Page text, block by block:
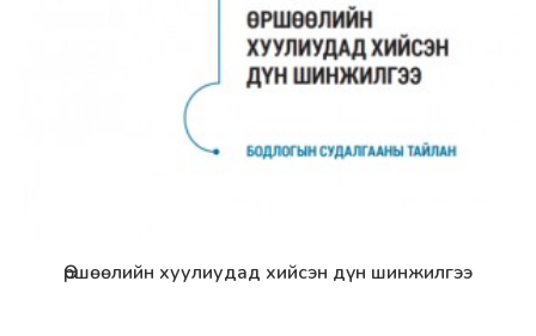
Дэлгэрэнгүй
Өршөөлийн хуулиудад хийсэн дүн шинжилгээ